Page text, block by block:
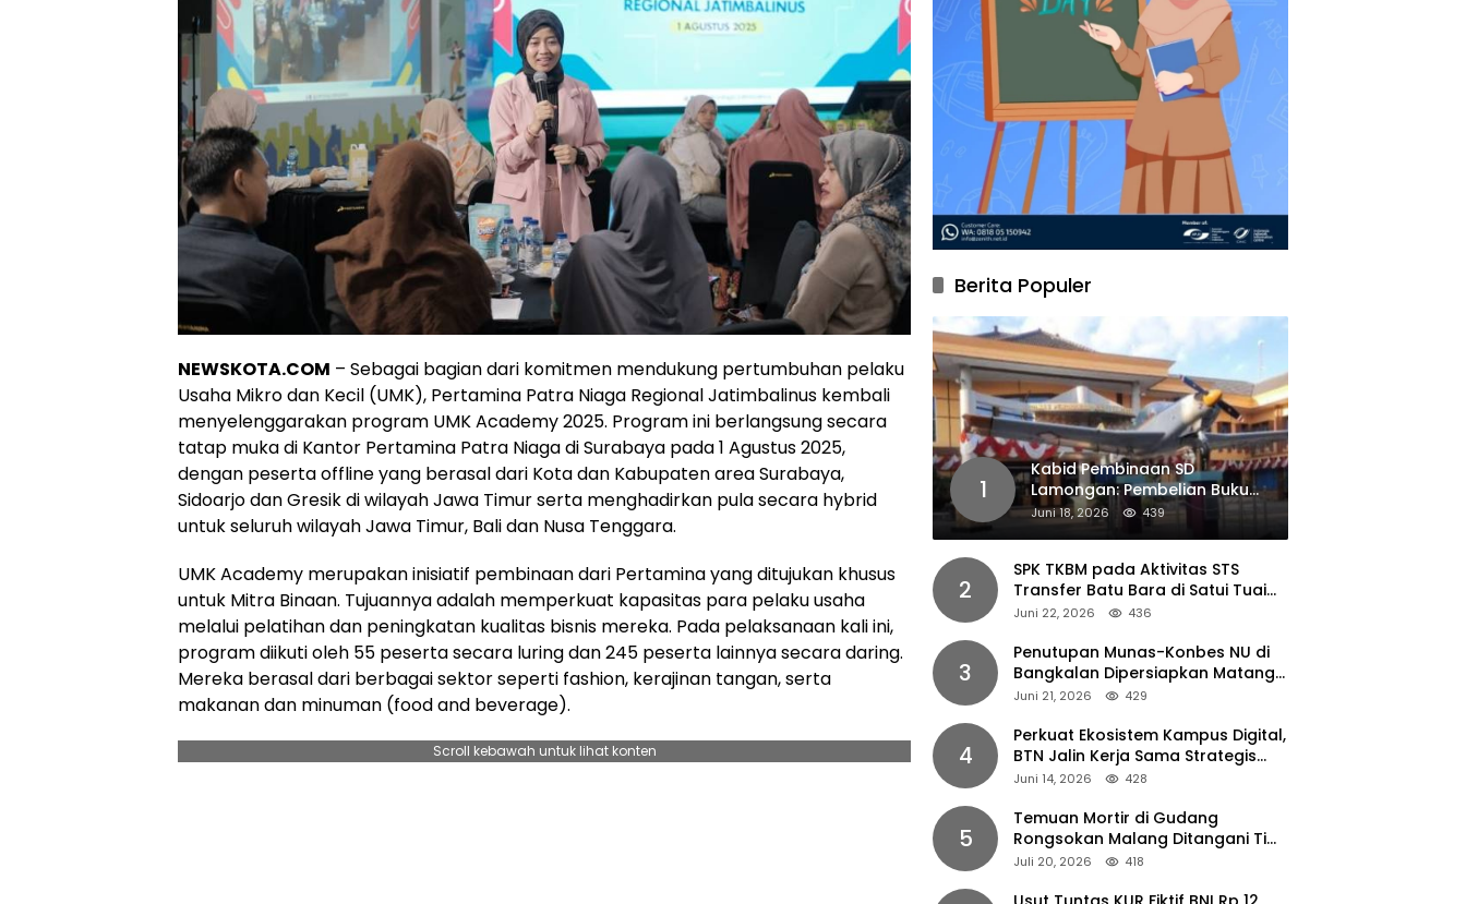
NEWSKOTA.COM – Sebagai bagian dari komitmen mendukung pertumbuhan pelaku
Usaha Mikro dan Kecil (UMK), Pertamina Patra Niaga Regional Jatimbalinus kembali
menyelenggarakan program UMK Academy 2025. Program ini berlangsung secara
tatap muka di Kantor Pertamina Patra Niaga di Surabaya pada 1 Agustus 2025,
dengan peserta offline yang berasal dari Kota dan Kabupaten area Surabaya,
Sidoarjo dan Gresik di wilayah Jawa Timur serta menghadirkan pula secara hybrid
untuk seluruh wilayah Jawa Timur, Bali dan Nusa Tenggara.
UMK Academy merupakan inisiatif pembinaan dari Pertamina yang ditujukan khusus
untuk Mitra Binaan. Tujuannya adalah memperkuat kapasitas para pelaku usaha
melalui pelatihan dan peningkatan kualitas bisnis mereka. Pada pelaksanaan kali ini,
program diikuti oleh 55 peserta secara luring dan 245 peserta lainnya secara daring.
Mereka berasal dari berbagai sektor seperti fashion, kerajinan tangan, serta
makanan dan minuman (food and beverage).
Scroll kebawah untuk lihat konten
Berita Populer
1
Kabid Pembinaan SD
Lamongan: Pembelian Buku
Pendamping Tidak Boleh
Dipaksakan
Juni 18, 2026 439
2
SPK TKBM pada Aktivitas STS
Transfer Batu Bara di Satui Tuai
Sorotan
Juni 22, 2026 436
3
Penutupan Munas-Konbes NU di
Bangkalan Dipersiapkan Matang,
Gus Ipul Turun Tangan
Juni 21, 2026 429
4
Perkuat Ekosistem Kampus Digital,
BTN Jalin Kerja Sama Strategis
dengan UNAIR
Juni 14, 2026 428
5
Temuan Mortir di Gudang
Rongsokan Malang Ditangani Tim
Gegana Polda Jatim
Juli 20, 2026 418